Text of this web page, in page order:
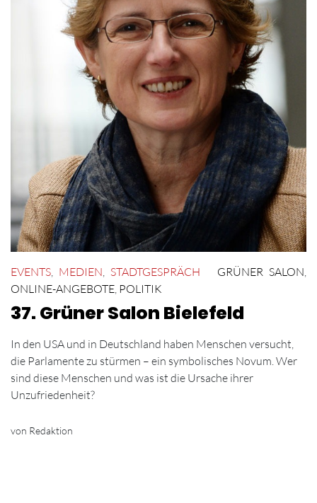
EVENTS MEDIEN STADTGESPRÄCH GRÜNER SALON
ONLINE-ANGEBOTE POLITIK
37. Grüner Salon Bielefeld
In den USA und in Deutschland haben Menschen versucht,
die Parlamente zu stürmen – ein symbolisches Novum. Wer
sind diese Menschen und was ist die Ursache ihrer
Unzufriedenheit?
von Redaktion